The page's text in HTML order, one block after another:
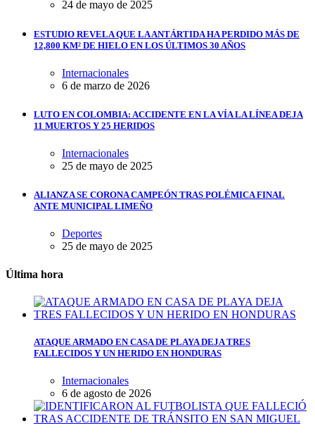
24 de mayo de 2025
ESTUDIO REVELA QUE LA ANTÁRTIDA HA PERDIDO MÁS DE
12,800 KM² DE HIELO EN LOS ÚLTIMOS 30 AÑOS
Internacionales
6 de marzo de 2026
LUTO EN COLOMBIA: ACCIDENTE EN LA VÍA LA LÍNEA DEJA
11 MUERTOS Y 25 HERIDOS
Internacionales
25 de mayo de 2025
ALIANZA SE CORONA CAMPEÓN TRAS POLÉMICA FINAL
ANTE MUNICIPAL LIMEÑO
Deportes
25 de mayo de 2025
Última hora
ATAQUE ARMADO EN CASA DE PLAYA DEJA TRES
FALLECIDOS Y UN HERIDO EN HONDURAS
Internacionales
6 de agosto de 2026